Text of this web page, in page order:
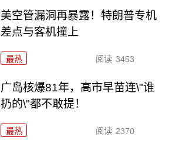
美空管漏洞再暴露！特朗普专机
差点与客机撞上
最热 阅读 3453
广岛核爆81年，高市早苗连\"谁
扔的\"都不敢提！
最热 阅读 2370